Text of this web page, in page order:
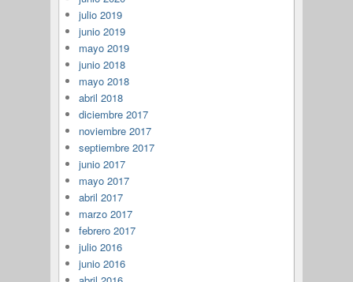
julio 2019
junio 2019
mayo 2019
junio 2018
mayo 2018
abril 2018
diciembre 2017
noviembre 2017
septiembre 2017
junio 2017
mayo 2017
abril 2017
marzo 2017
febrero 2017
julio 2016
junio 2016